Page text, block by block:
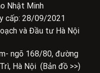
Nhật Minh
cấp: 28/09/2021
và Đầu tư Hà Nội
ngõ 168/80, đường
Hà Nội (Bản đồ >>)